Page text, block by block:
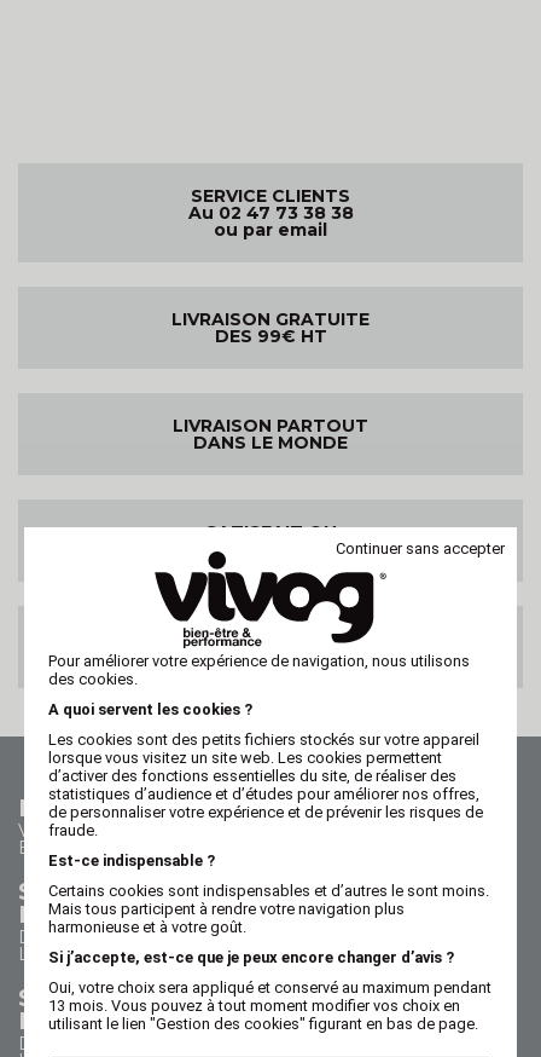
SERVICE CLIENTS
Au 02 47 73 38 38
ou par email
LIVRAISON GRATUITE
DES 99€ HT
LIVRAISON PARTOUT
DANS LE MONDE
SATISFAIT OU
REMBOURSE
PAIEMENT 100%
SECURISE
Nous contacter
Vos questions - nos réponses
Besoin d'aide ?
Service Commercial
Nous appeler au 02 47 73 38 38
Du lundi au jeudi de 8h30 à 17h30
Le vendredi de 8h30 à 17h
Service Après Vente
Nous appeler au 02 47 73 38 38
Du lundi au jeudi de 8h30 à 12h30 & 13h15 à 17h15
Continuer sans accepter
Pour améliorer votre expérience de navigation, nous utilisons
des cookies.
A quoi servent les cookies ?
Les cookies sont des petits fichiers stockés sur votre appareil
lorsque vous visitez un site web. Les cookies permettent
d’activer des fonctions essentielles du site, de réaliser des
statistiques d’audience et d’études pour améliorer nos offres,
de personnaliser votre expérience et de prévenir les risques de
fraude.
Est-ce indispensable ?
Certains cookies sont indispensables et d’autres le sont moins.
Mais tous participent à rendre votre navigation plus
harmonieuse et à votre goût.
Si j’accepte, est-ce que je peux encore changer d’avis ?
Oui, votre choix sera appliqué et conservé au maximum pendant
13 mois. Vous pouvez à tout moment modifier vos choix en
utilisant le lien "Gestion des cookies" figurant en bas de page.